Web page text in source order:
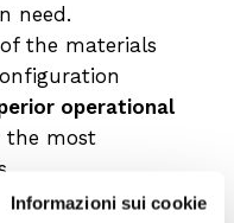
Informazioni sui cookie
need.
the materials
operational
the most